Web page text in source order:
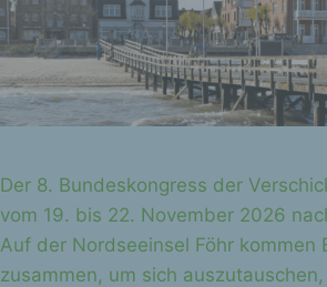
Der 8. Bundeskongress der
vom 19. bis 22. November 2026
Auf der Nordseeinsel Föhr kommen
zusammen, um sich